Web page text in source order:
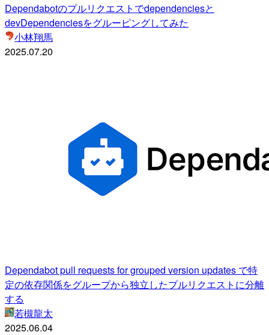
Dependabotのプルリクエストでdependenciesと
devDependenciesをグルーピングしてみた
小林翔馬
2025.07.20
Dependabot pull requests for grouped version updates で特
定の依存関係をグループから独立したプルリクエストに分離
する
若槻龍太
2025.06.04